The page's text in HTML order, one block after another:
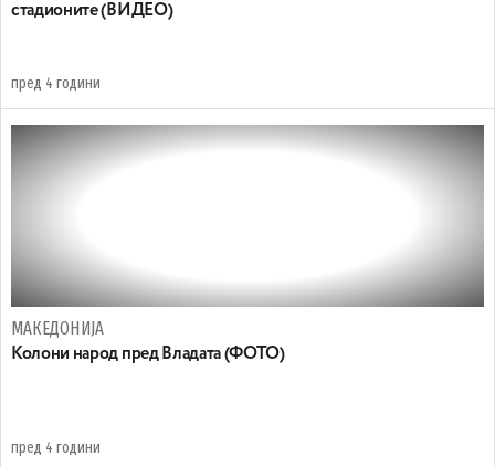
стадионите (ВИДЕО)
пред 4 години
МАКЕДОНИЈА
Koлони народ пред Владата (ФОТО)
пред 4 години